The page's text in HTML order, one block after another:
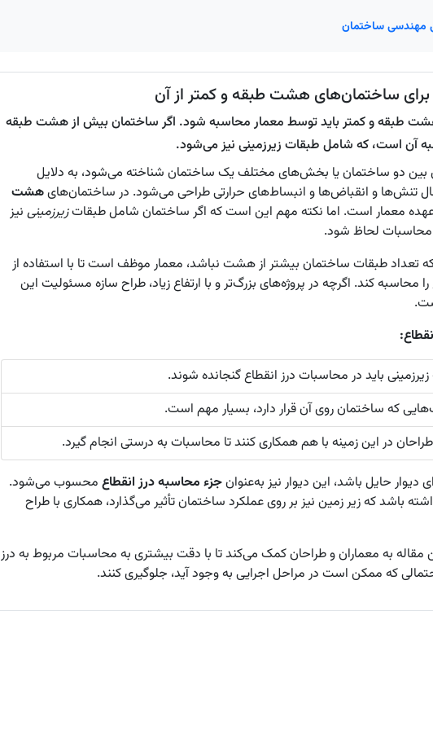
مهندسی ساختمان
برای ساختمان‌های هشت طبقه و کمتر از آن
هشت طبقه و کمتر باید توسط معمار محاسبه شود. اگر ساختمان بیش از هشت طبقه
آن است، که شامل طبقات زیرزمینی نیز می‌شود.
بین دو ساختمان یا بخش‌های مختلف یک ساختمان شناخته می‌شود، به دلایل
تنش‌ها و انقباض‌ها و انبساط‌های حرارتی طراحی می‌شود. در ساختمان‌هایهشت
معمار است. اما نکته مهم این است که اگر ساختمان شامل طبقاتزیرزمینی نیز
محاسبات لحاظ شود.
تعداد طبقات ساختمان بیشتر از هشت نباشد، معمار موظف است تا با استفاده از
را محاسبه کند. اگرچه در پروژه‌های بزرگ‌تر و با ارتفاع زیاد، طراح سازه مسئولیت این
باید در محاسبات درز انقطاع گنجانده شوند.
که ساختمان روی آن قرار دارد، بسیار مهم است.
در این زمینه با هم همکاری کنند تا محاسبات به درستی انجام گیرد.
دیوار حایل باشد، این دیوار نیز به‌عنوانجزء محاسبه درز انقطاع محسوب می‌شود.
باشد که زیر زمین نیز بر روی عملکرد ساختمان تأثیر می‌گذارد، همکاری با طراح
مقاله به معماران و طراحان کمک می‌کند تا با دقت بیشتری به محاسبات مربوط به درز
که ممکن است در مراحل اجرایی به وجود آید، جلوگیری کنند.